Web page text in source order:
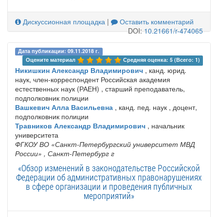
Дискуссионная площадка |
Оставить комментарий
DOI:10.21661/r-474065
Дата публикации: 09.11.2018 г.
Оцените материал
Средняя оценка: 5 (Всего: 1)
Никишкин Александр Владимирович , канд. юрид.
наук, член-корреспондент Российская академия
естественных наук (РАЕН) , старший преподаватель,
подполковник полиции
Вашкевич Алла Васильевна , канд. пед. наук , доцент,
подполковник полиции
Травников Александр Владимирович , начальник
университета
ФГКОУ ВО «Санкт-Петербургский университет МВД
России» , Санкт-Петербург г
«Обзор изменений в законодательстве Российской
Федерации об административных правонарушениях
в сфере организации и проведения публичных
мероприятий»